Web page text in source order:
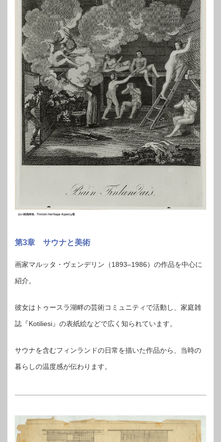
第3章 サウナと美術
画家マルッタ・ヴェンデリン（1893–1986）の作品を中心に
紹介。
彼女はトゥースラ湖畔の芸術コミュニティで活動し、家庭雑
誌『Kotiliesi』の表紙絵などで広く知られています。
サウナを含むフィンランドの日常を描いた作品から、当時の
暮らしの温度感が伝わります。